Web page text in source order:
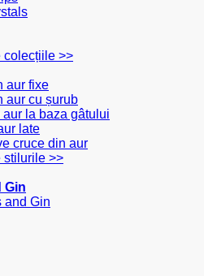
colecțiile >>
aur fixe
aur cu șurub
la baza gâtului
late
cruce din aur
stilurile >>
Gin
and Gin